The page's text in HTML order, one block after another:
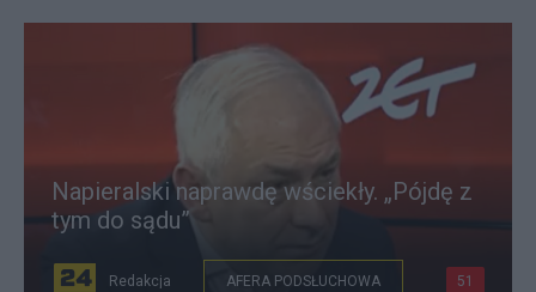
Napieralski naprawdę wściekły. „Pójdę z
tym do sądu”
Redakcja AFERA PODSŁUCHOWA 51